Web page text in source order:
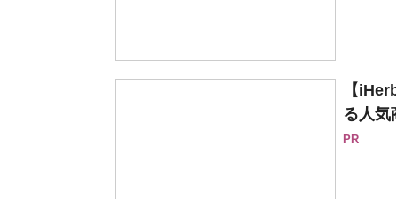
【
る人気
PR